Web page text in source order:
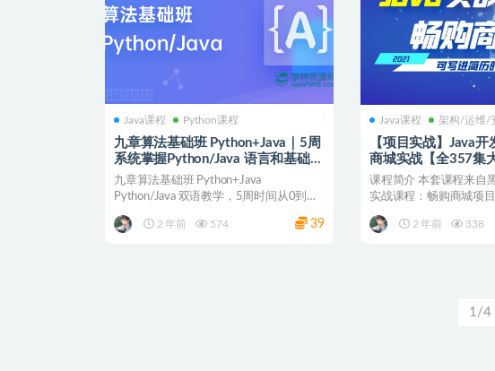
Java课程 Python课程
九章算法基础班 Python+Java｜5周
系统掌握Python/Java 语言和基础算
法
九章算法基础班 Python+Java
Python/Java 双语教学，5周时间从0到
2 年前
574 39
Java课程 架构/运维/
【项目实战】Java
商城实战【全357集
程+源码资料
课程简介 本套课程来自
实战课程：畅购商城项
2 年前
338
1/4